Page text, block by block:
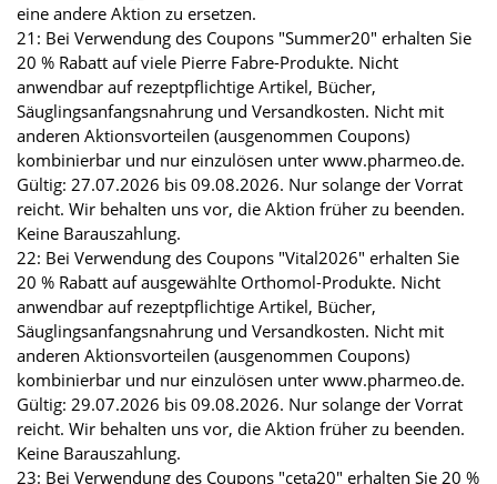
eine andere Aktion zu ersetzen.
21: Bei Verwendung des Coupons "Summer20" erhalten Sie
20 % Rabatt auf viele Pierre Fabre-Produkte. Nicht
anwendbar auf rezeptpflichtige Artikel, Bücher,
Säuglingsanfangsnahrung und Versandkosten. Nicht mit
anderen Aktionsvorteilen (ausgenommen Coupons)
kombinierbar und nur einzulösen unter www.pharmeo.de.
Gültig: 27.07.2026 bis 09.08.2026. Nur solange der Vorrat
reicht. Wir behalten uns vor, die Aktion früher zu beenden.
Keine Barauszahlung.
22: Bei Verwendung des Coupons "Vital2026" erhalten Sie
20 % Rabatt auf ausgewählte Orthomol-Produkte. Nicht
anwendbar auf rezeptpflichtige Artikel, Bücher,
Säuglingsanfangsnahrung und Versandkosten. Nicht mit
anderen Aktionsvorteilen (ausgenommen Coupons)
kombinierbar und nur einzulösen unter www.pharmeo.de.
Gültig: 29.07.2026 bis 09.08.2026. Nur solange der Vorrat
reicht. Wir behalten uns vor, die Aktion früher zu beenden.
Keine Barauszahlung.
23: Bei Verwendung des Coupons "ceta20" erhalten Sie 20 %